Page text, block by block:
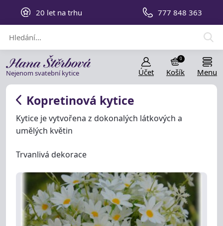
20 let na trhu 777 848 363
Nejenom svatební kytice Účet Košík
0
Menu
Kopretinová kytice
Kytice je vytvořena z dokonalých látkových a
umělých květin
Trvanlivá dekorace